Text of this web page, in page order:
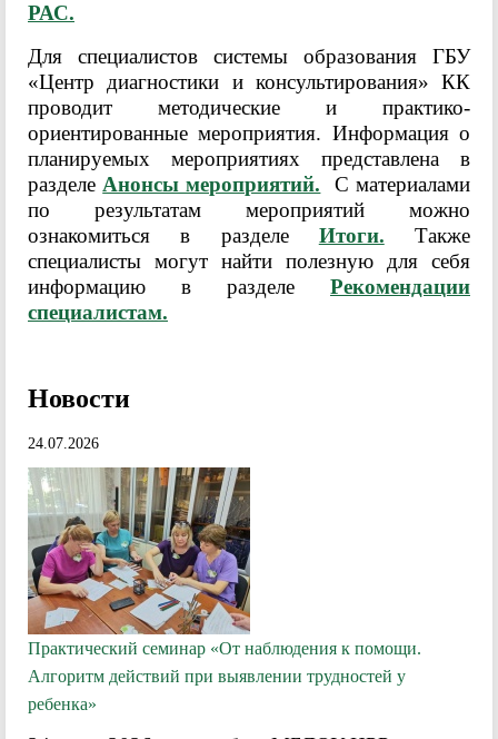
РАС.
Для специалистов системы образования ГБУ
«Центр диагностики и консультирования» КК
проводит методические и практико-
ориентированные мероприятия. Информация о
планируемых мероприятиях представлена в
разделе Анонсы мероприятий. С материалами
по результатам мероприятий можно
ознакомиться в разделе Итоги. Также
специалисты могут найти полезную для себя
информацию в разделе Рекомендации
специалистам.
Новости
24.07.2026
Практический семинар «От наблюдения к помощи.
Алгоритм действий при выявлении трудностей у
ребенка»